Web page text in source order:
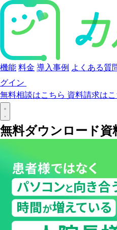
機能料金 導入事例 よくある質
グイン
無料相談はこちら 資料請求は
無料ダウンロード資